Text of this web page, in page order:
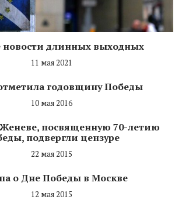
новости длинных выходных
11 мая 2021
годовщину Победы
10 мая 2016
посвященную 70-летию
подвергли цензуре
22 мая 2015
о Дне Победы в Москве
12 мая 2015